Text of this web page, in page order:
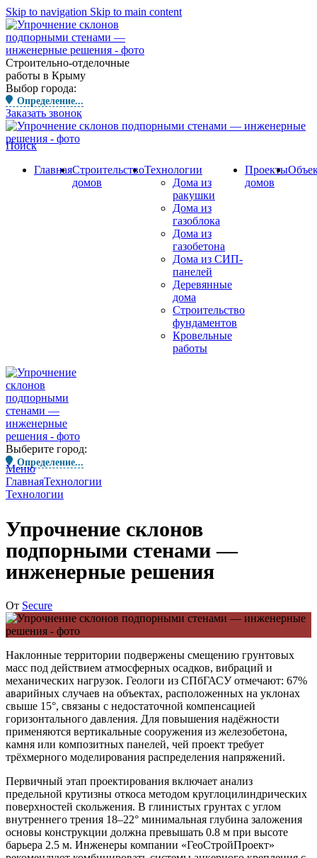
Skip to navigation Skip to main content
Строительно-отделочные
работы в Крыму
Выбор города:
Определение...
Заказать звонок
Поиск
ГлавнаяСтроительство
домов
Технологии
Дома из
ракушки
Дома из
газоблока
Дома из
газобетона
Дома из СИП-
панелей
Деревянные
дома
Строительство
фундаментов
Кровельные
работы
Проекты
домов
Выберите город:
Определение...
Меню
ГлавнаяТехнологии
Технологии
Упрочнение склонов
подпорными стенами —
инженерные решения
От Secure
Наклонные территории подвержены смещению грунтовых
масс под действием атмосферных осадков, вибраций и
механических нагрузок. Геологи из СПбГАСУ отмечают: 67%
аварийных случаев на объектах, расположенных на уклонах
свыше 15°, связаны с недостаточной компенсацией
горизонтального давления. Для повышения надёжности
применяются вертикальные сооружения из железобетона,
камня или композитных панелей, чей проект требует
трёхмерного моделирования распределения напряжений.
Первичный этап проектирования включает анализ
предельной крутизны откоса методом круглоцилиндрических
поверхностей скольжения. В глинистых грунтах с углом
внутреннего трения 18–22° минимальная глубина заложения
основы конструкции должна превышать 0.8 м при высоте
барьера 2.5 м. Инженеры компании «ГеоСтройПроект»